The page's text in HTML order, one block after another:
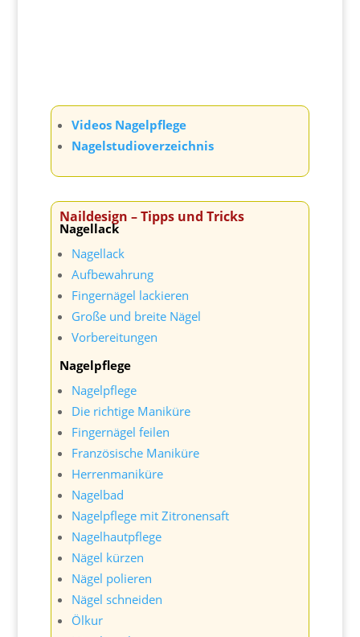
Videos Nagelpflege
Nagelstudioverzeichnis
Naildesign – Tipps und Tricks
Nagellack
Nagellack
Aufbewahrung
Fingernägel lackieren
Große und breite Nägel
Vorbereitungen
Nagelpflege
Nagelpflege
Die richtige Maniküre
Fingernägel feilen
Französische Maniküre
Herrenmaniküre
Nagelbad
Nagelpflege mit Zitronensaft
Nagelhautpflege
Nägel kürzen
Nägel polieren
Nägel schneiden
Ölkur